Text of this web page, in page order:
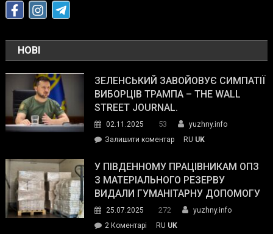
НОВІ
ЗЕЛЕНСЬКИЙ ЗАВОЙОВУЄ СИМПАТІЇ
ВИБОРЦІВ ТРАМПА – THE WALL
STREET JOURNAL.
02.11.2025 53
yuzhny.info
Залишити коментарon
завойовує
симпатії
виборців
The
RU UK
У ПІВДЕННОМУ ПРАЦІВНИКАМ ОПЗ
З МАТЕРІАЛЬНОГО РЕЗЕРВУ
ВИДАЛИ ГУМАНІТАРНУ ДОПОМОГУ
25.07.2025 272
yuzhny.info
2 Коментарі
RU UK